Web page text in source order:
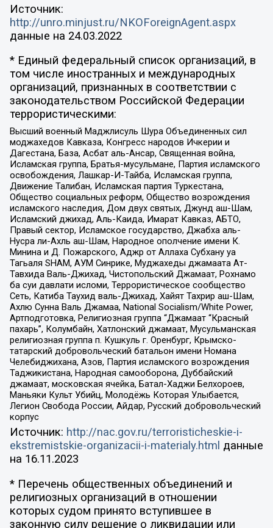
Источник:
http://unro.minjust.ru/NKOForeignAgent.aspx
данные на 24.03.2022
* Единый федеральный список организаций, в
том числе иностранных и международных
организаций, признанных в соответствии с
законодательством Российской Федерации
террористическими:
Высший военный Маджлисуль Шура Объединенных сил
моджахедов Кавказа, Конгресс народов Ичкерии и
Дагестана, База, Асбат аль-Ансар, Священная война,
Исламская группа, Братья-мусульмане, Партия исламского
освобождения, Лашкар-И-Тайба, Исламская группа,
Движение Талибан, Исламская партия Туркестана,
Общество социальных реформ, Общество возрождения
исламского наследия, Дом двух святых, Джунд аш-Шам,
Исламский джихад, Аль-Каида, Имарат Кавказ, АБТО,
Правый сектор, Исламское государство, Джабха аль-
Нусра ли-Ахль аш-Шам, Народное ополчение имени К.
Минина и Д. Пожарского, Аджр от Аллаха Субхану уа
Тагьаля SHAM, АУМ Синрике, Муджахеды джамаата Ат-
Тавхида Валь-Джихад, Чистопольский Джамаат, Рохнамо
ба суи давлати исломи, Террористическое сообщество
Сеть, Катиба Таухид валь-Джихад, Хайят Тахрир аш-Шам,
Ахлю Сунна Валь Джамаа, National Socialism/White Power,
Артподготовка, Религиозная группа “Джамаат “Красный
пахарь”, Колумбайн, Хатлонский джамаат, Мусульманская
религиозная группа п. Кушкуль г. Оренбург, Крымско-
татарский добровольческий батальон имени Номана
Челебиджихана, Азов, Партия исламского возрождения
Таджикистана, Народная самооборона, Дуббайский
джамаат, московская ячейка, Батал-Хаджи Белхороев,
Маньяки Культ Убийц, Молодёжь Которая Улыбается,
Легион Свобода России, Айдар, Русский добровольческий
корпус
Источник: http://nac.gov.ru/terroristicheskie-i-
ekstremistskie-organizacii-i-materialy.html данные
на 16.11.2023
* Перечень общественных объединений и
религиозных организаций в отношении
которых судом принято вступившее в
законную силу решение о ликвидации или